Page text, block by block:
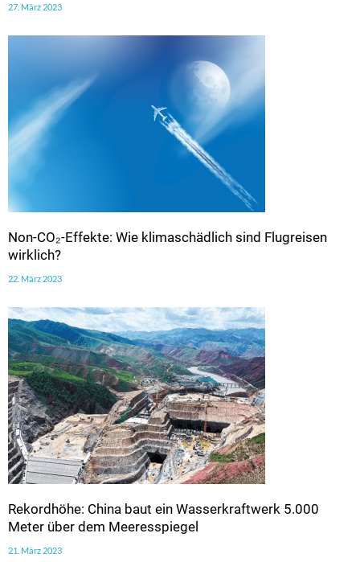
27. März 2023
Non-CO₂-Effekte: Wie klimaschädlich sind Flugreisen
wirklich?
22. März 2023
Rekordhöhe: China baut ein Wasserkraftwerk 5.000
Meter über dem Meeresspiegel
21. März 2023